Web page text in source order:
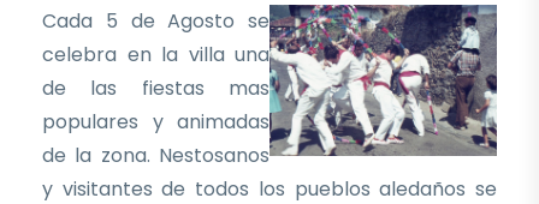
Cada 5 de Agosto se
celebra en la villa una
de las fiestas mas
populares y animadas
de la zona. Nestosanos
y visitantes de todos los pueblos aledaños se